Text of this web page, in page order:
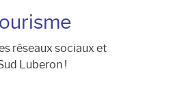
réseaux sociaux et
Luberon !